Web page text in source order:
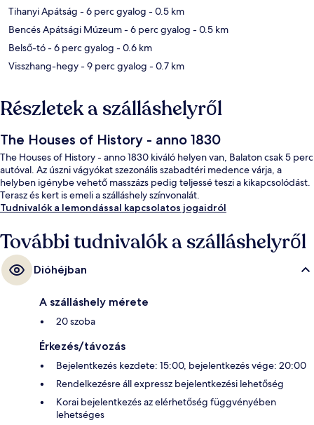
Tihanyi Apátság - 6 perc gyalog - 0.5 km
Bencés Apátsági Múzeum- 6 perc gyalog - 0.5 km
Belső-tó- 6 perc gyalog - 0.6 km
Visszhang-hegy- 9 perc gyalog - 0.7 km
Részletek a szálláshelyről
The Houses of History - anno 1830
The Houses of History - anno 1830 kiváló helyen van, Balaton csak 5 perc
autóval. Az úszni vágyókat szezonális szabadtéri medence várja, a
helyben igénybe vehető masszázs pedig teljessé teszi a kikapcsolódást.
Terasz és kert is emeli a szálláshely színvonalát.
Tudnivalók a lemondással kapcsolatos jogaidról
További tudnivalók a szálláshelyről
Dióhéjban
A szálláshely mérete
20 szoba
Érkezés/távozás
Bejelentkezés kezdete: 15:00, bejelentkezés vége: 20:00
Rendelkezésre áll expressz bejelentkezési lehetőség
Korai bejelentkezés az elérhetőség függvényében
lehetséges